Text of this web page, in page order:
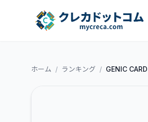
ホーム / ランキング / GENIC CARD